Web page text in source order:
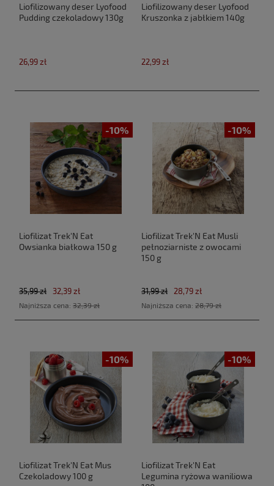
Liofilizowany deser Lyofood
Pudding czekoladowy 130g
26,99 zł
Liofilizowany deser Lyofood
Kruszonka z jabłkiem 140g
22,99 zł
-10%
Liofilizat Trek'N Eat
Owsianka białkowa 150 g
32,39 zł
35,99 zł
Najniższa cena:32,39 zł
-10%
Liofilizat Trek'N Eat Musli
pełnoziarniste z owocami
150 g
28,79 zł
31,99 zł
Najniższa cena:28,79 zł
-10%
Liofilizat Trek'N Eat Mus
Czekoladowy 100 g
-10%
Liofilizat Trek'N Eat
Legumina ryżowa waniliowa